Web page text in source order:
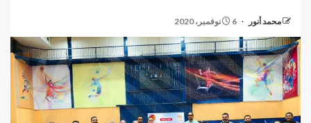
محمد أنور 6 نوفمبر، 2020